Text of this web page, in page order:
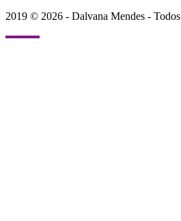
2019 © 2026 - Dalvana Mendes -